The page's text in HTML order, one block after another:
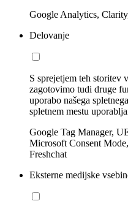
Google Analytics,
Delovanje
S sprejetjem teh storitev
zagotovimo tudi druge
uporabo našega
spletnem mestu
Google Tag Manager,
Microsoft Consent
Freshchat
Eksterne medijske